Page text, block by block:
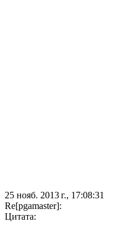
25 нояб. 2013 г., 17:08:31
Re[pgamaster]:
Цитата: